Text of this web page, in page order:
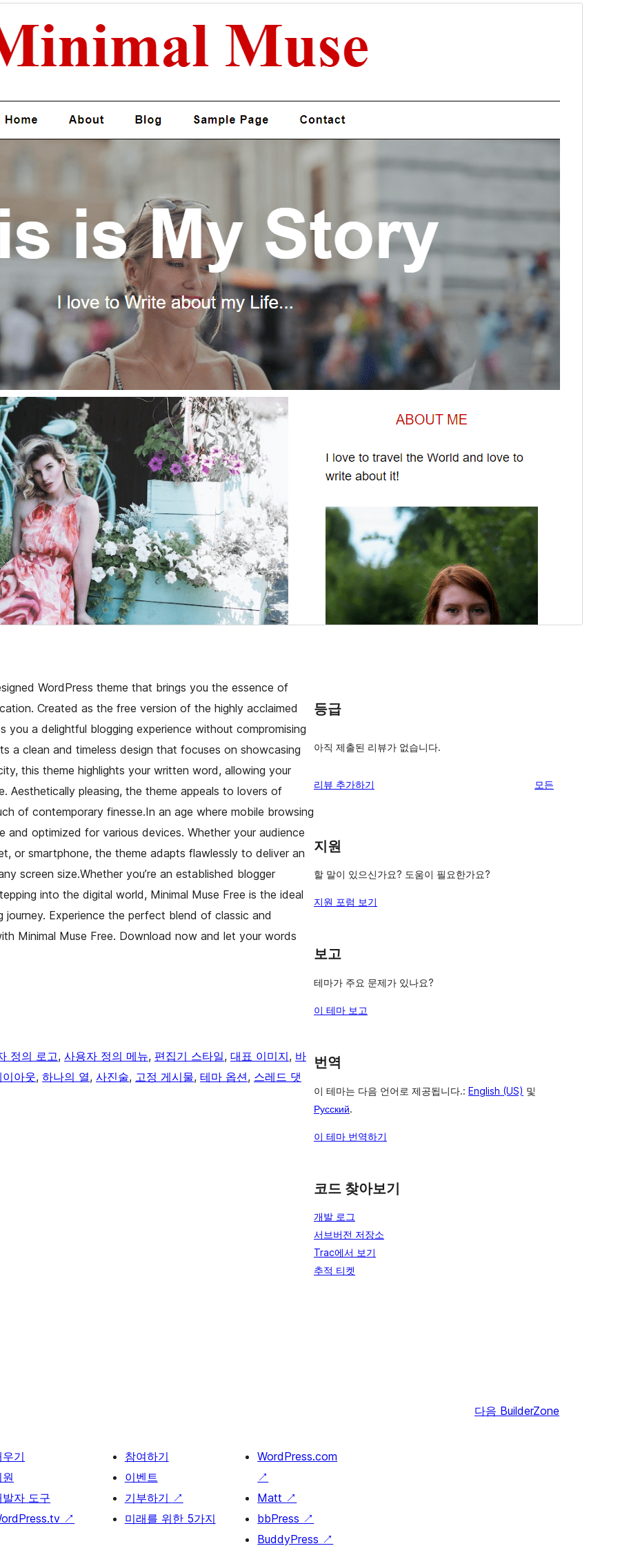
버전
최근 업데이트
WordPress theme that brings you the essence of
Created as the free version of the highly acclaimed
you a delightful blogging experience without compromising
a clean and timeless design that focuses on showcasing
this theme highlights your written word, allowing your
Aesthetically pleasing, the theme appeals to lovers of
of contemporary finesse.In an age where mobile browsing
and optimized for various devices. Whether your audience
or smartphone, the theme adapts flawlessly to deliver an
screen size.Whether you’re an established blogger
into the digital world, Minimal Muse Free is the ideal
Experience the perfect blend of classic and
Minimal Muse Free. Download now and let your words
정의 로고, 사용자 정의 메뉴, 편집기 스타일, 대표 이미지, 바
아웃, 하나의 열, 사진술, 고정 게시물, 테마 옵션, 스레드 댓
등급
아직 제출된 리뷰가 없습니다.
리뷰 추가하기 모든
지원
할 말이 있으신가요? 도움이 필요한가요?
지원 포럼 보기
보고
테마가 주요 문제가 있나요?
이 테마 보고
번역
이 테마는 다음 언어로 제공됩니다.: English (US) 및
Русский.
이 테마 번역하기
코드 찾아보기
개발 로그
서브버전 저장소
Trac에서 보기
추적 티켓
다음 BuilderZone
우기
원
발자 도구
↗
참여하기
이벤트
기부하기 ↗
미래를 위한 5가지
WordPress.com
↗
Matt ↗
bbPress ↗
BuddyPress ↗